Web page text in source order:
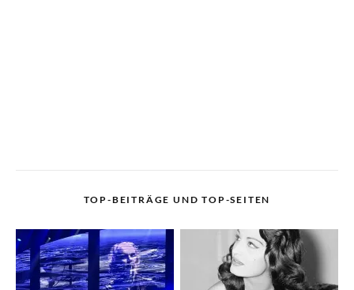
TOP-BEITRÄGE UND TOP-SEITEN